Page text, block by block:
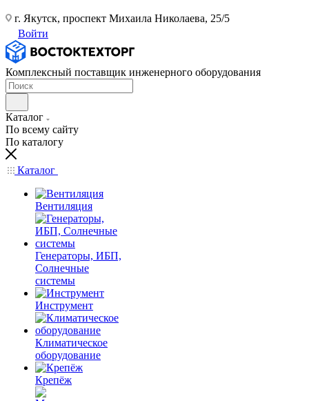
г. Якутск, проспект Михаила Николаева, 25/5
Войти
Комплексный поставщик инженерного оборудования
Каталог
По всему сайту
По каталогу
Каталог
Вентиляция
Генераторы, ИБП,
Солнечные
системы
Инструмент
Климатическое
оборудование
Крепёж